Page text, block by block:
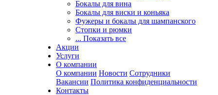
Бокалы для вина
Бокалы для виски и коньяка
Фужеры и бокалы для шампанского
Стопки и рюмки
... Показать все
Акции
Услуги
О компании
О компании Новости Сотрудники
Вакансии Политика конфиденциальности
Контакты